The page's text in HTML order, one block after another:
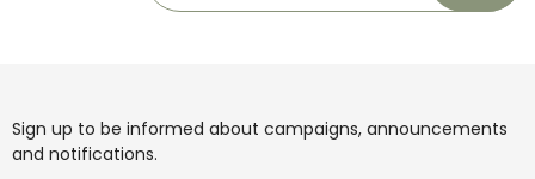
Sign up to be informed about campaigns, announcements
and notifications.